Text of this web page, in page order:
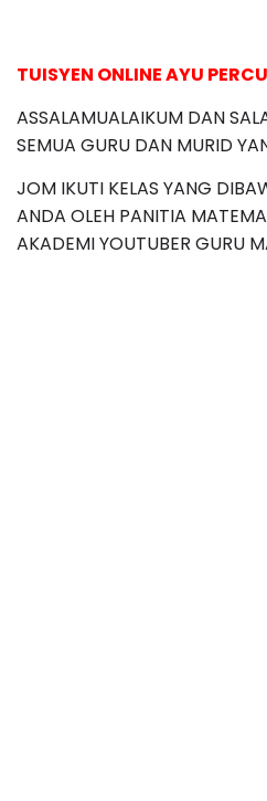
TUISYEN ONLINE AYU
ASSALAMUALAIKUM DAN
SEMUA GURU DAN MURID
JOM IKUTI KELAS YANG
ANDA OLEH PANITIA
AKADEMI YOUTUBER GURU